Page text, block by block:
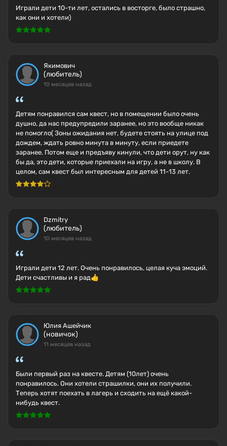
Играли дети 10-ти лет, остались в восторге, было страшно,
как они и хотели)
Якимович
(любитель)
10 месяцев назад
Детям понравился сам квест, но в помещении было очень
душно, да нас предупредили заранее, но это вообще никак
не помогло( Зоны ожидания нет, будете стоять на улице под
дождем, ждать ровно минута в минуту, если приедете
заранее. Потом еще и предъяву кинули, что дети орут, ну как
бы да, это дети, которые приехали на игру, а не в школу. В
целом, сам квест был интересным для детей 11-13 лет.
Dzmitry
(любитель)
10 месяцев назад
Играли дети 12 лет. Очень понравилось, целая куча эмоций.
Дети счастливы и я рад👍
Юлия Ашейчик
(новичок)
11 месяцев назад
Были первый раз на квесте. Детям (10лет) очень
понравилось. Они хотели страшилки, они их получили.
Теперь хотят поехать в лагерь и сходить на ещё какой-
нибудь квест.